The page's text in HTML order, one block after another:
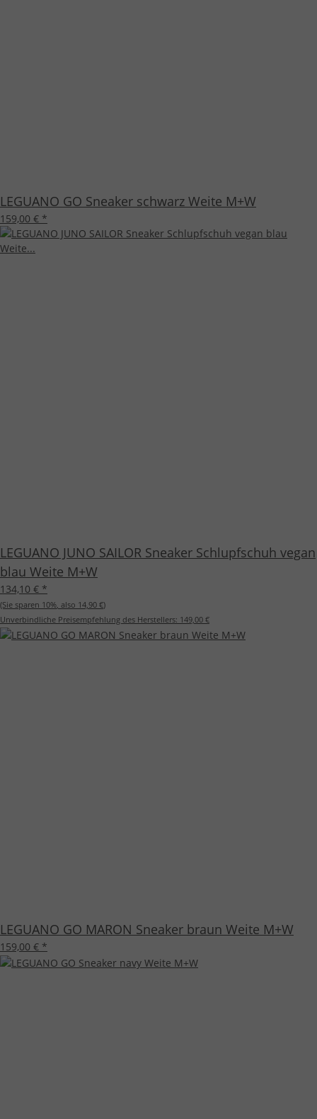
LEGUANO GO Sneaker schwarz Weite M+W
159,00 € *
LEGUANO JUNO SAILOR Sneaker Schlupfschuh vegan
blau Weite M+W
134,10 € *
(Sie sparen 10% , also 14,90 €)
Unverbindliche Preisempfehlung des Herstellers: 149,00 €
LEGUANO GO MARON Sneaker braun Weite M+W
159,00 € *